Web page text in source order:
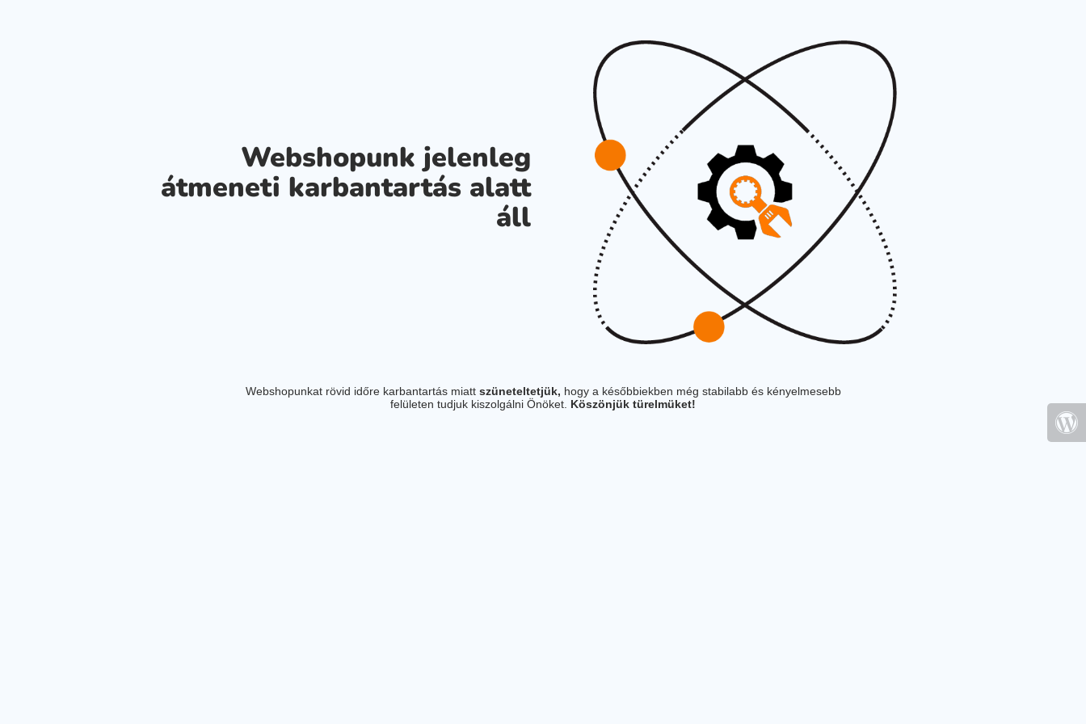
Webshopunk jelenleg
átmeneti karbantartás alatt
áll
Webshopunkat rövid időre karbantartás miatt szüneteltetjük, hogy a későbbiekben még stabilabb és kényelmesebb
felületen tudjuk kiszolgálni Önöket. Köszönjük türelmüket!